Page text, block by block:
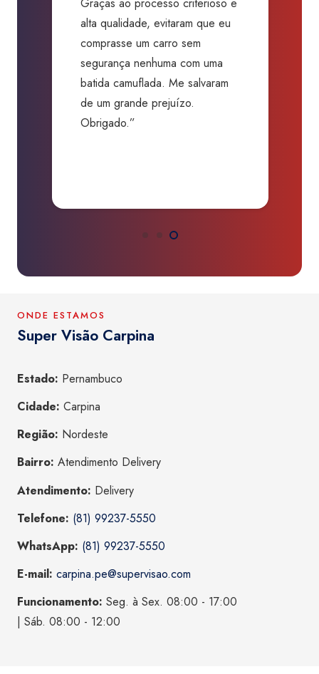
alta qualidade, evitaram que eu
comprasse um carro sem
segurança nenhuma com uma
batida camuflada. Me salvaram
de um grande prejuízo.
Obrigado.”
ONDE ESTAMOS
Super Visão Carpina
Estado: Pernambuco
Cidade: Carpina
Região: Nordeste
Bairro: Atendimento Delivery
Atendimento: Delivery
Telefone: (81) 99237-5550
WhatsApp: (81) 99237-5550
E-mail: carpina.pe@supervisao.com
Funcionamento: Seg. à Sex. 08:00 - 17:00
| Sáb. 08:00 - 12:00